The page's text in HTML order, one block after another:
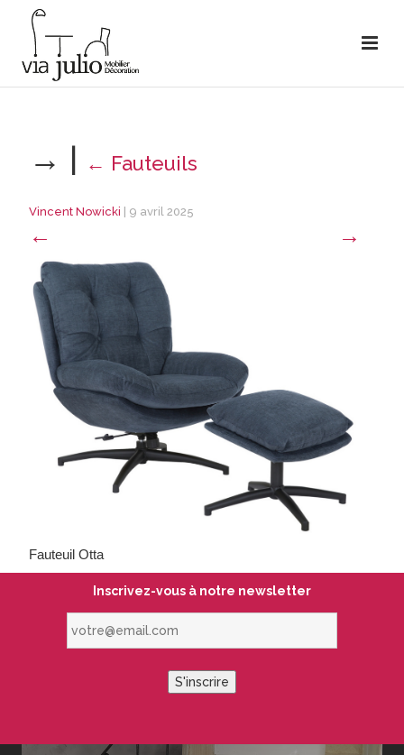
→ | ← Fauteuils
Vincent Nowicki 9 avril 2025
← →
Fauteuil Otta
Inscrivez-vous à notre newsletter
S'inscrire